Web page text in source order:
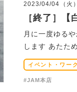
2023/04/04（火）
［終了］【
月に一度ゆる
します あたた
イベント・ワー
#JAM本店